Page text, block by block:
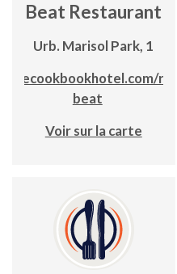
Beat Restaurant
Urb. Marisol Park, 1
thecookbookhotel.com/
beat
Voir sur la carte